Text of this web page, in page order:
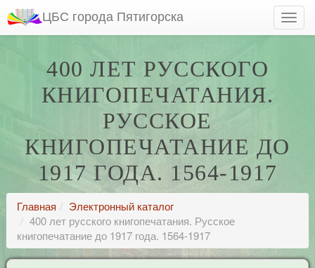
ЦБС города Пятигорска
400 ЛЕТ РУССКОГО
КНИГОПЕЧАТАНИЯ.
РУССКОЕ
КНИГОПЕЧАТАНИЕ ДО
1917 ГОДА. 1564-1917
Главная
Электронный каталог
400 лет русского книгопечатания. Русское
книгопечатание до 1917 года. 1564-1917